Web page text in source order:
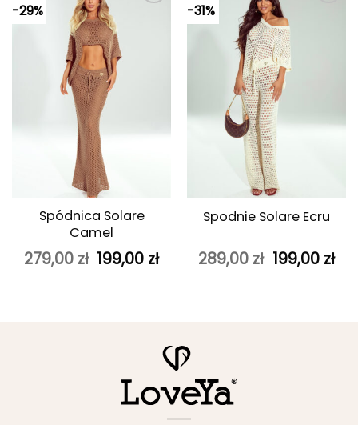
-29%
ulubionych
Spódnica Solare
Camel
279,00zł Pierwotna
cena
199,00 złAktualna
-31%
ulubionych
Spodnie Solare Ecru
289,00zł Pierwotna
cena
199,00 zł